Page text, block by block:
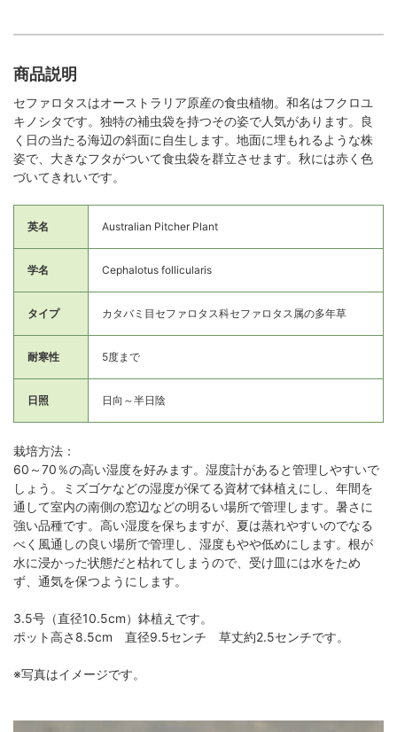
商品説明
セファロタスはオーストラリア原産の食虫植物。和名はフクロユ
キノシタです。独特の補虫袋を持つその姿で人気があります。良
く日の当たる海辺の斜面に自生します。地面に埋もれるような株
姿で、大きなフタがついて食虫袋を群立させます。秋には赤く色
づいてきれいです。
英名 Australian Pitcher Plant
学名 Cephalotus follicularis
タイプ カタバミ目セファロタス科セファロタス属の多年草
耐寒性 5度まで
日照 日向～半日陰
栽培方法：
60～70％の高い湿度を好みます。湿度計があると管理しやすいで
しょう。ミズゴケなどの湿度が保てる資材で鉢植えにし、年間を
通して室内の南側の窓辺などの明るい場所で管理します。暑さに
強い品種です。高い湿度を保ちますが、夏は蒸れやすいのでなる
べく風通しの良い場所で管理し、湿度もやや低めにします。根が
水に浸かった状態だと枯れてしまうので、受け皿には水をため
ず、通気を保つようにします。
3.5号（直径10.5cm）鉢植えです。
ポット高さ8.5cm 直径9.5センチ 草丈約2.5センチです。
※写真はイメージです。